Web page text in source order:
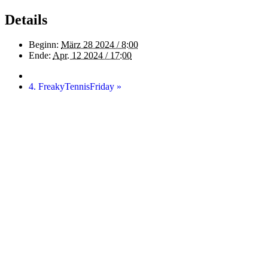
Details
Beginn: März 28 2024 / 8:00
Ende: Apr. 12 2024 / 17:00
4. FreakyTennisFriday »